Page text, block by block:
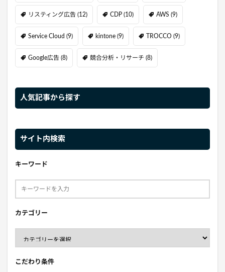
リスティング広告 (12) CDP (10) AWS (9)
Service Cloud (9) kintone (9) TROCCO (9)
Google広告 (8) 競合分析・リサーチ (8)
人気記事から探す
サイト内検索
キーワード
カテゴリー
こだわり条件